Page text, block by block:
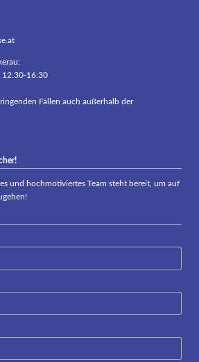
12:30-16:30
Fällen auch außerhalb der
und hochmotiviertes Team steht bereit, um auf